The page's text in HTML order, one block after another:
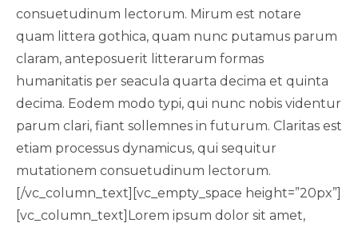
consuetudinum lectorum. Mirum est notare
quam littera gothica, quam nunc putamus parum
claram, anteposuerit litterarum formas
humanitatis per seacula quarta decima et quinta
decima. Eodem modo typi, qui nunc nobis videntur
parum clari, fiant sollemnes in futurum. Claritas est
etiam processus dynamicus, qui sequitur
mutationem consuetudinum lectorum.
[/vc_column_text][vc_empty_space height=”20px”]
[vc_column_text]Lorem ipsum dolor sit amet,